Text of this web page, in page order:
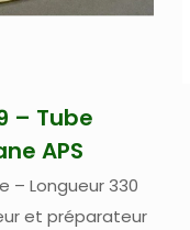
– Tube
APS
– Longueur 330
et préparateur